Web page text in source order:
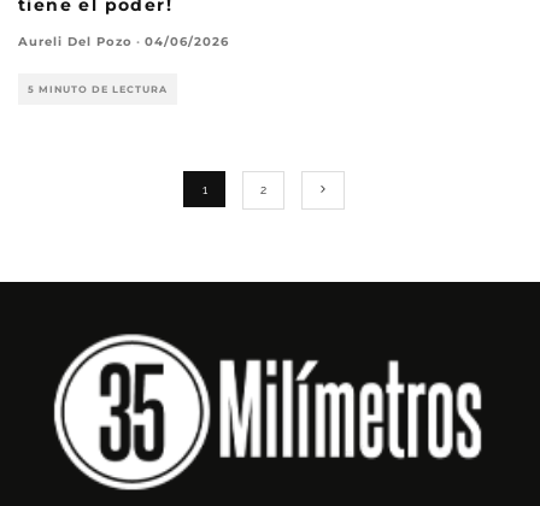
tiene el poder!
Aureli Del Pozo · 04/06/2026
5 MINUTO DE LECTURA
1 2